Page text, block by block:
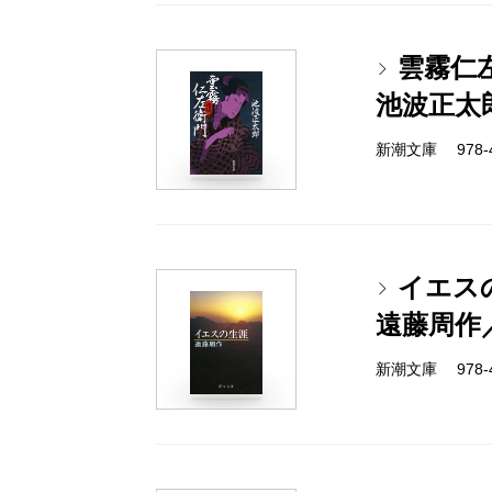
雲霧
池波正太
新潮文庫
イエス
遠藤周作
新潮文庫